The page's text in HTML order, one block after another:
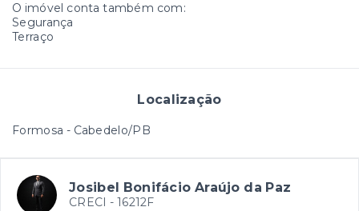
O imóvel conta também com:
Segurança
Terraço
Localização
Formosa - Cabedelo/PB
Josibel Bonifácio Araújo da Paz
CRECI - 16212F